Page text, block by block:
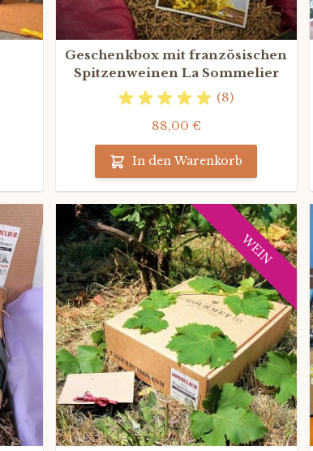
Geschenkbox mit französischen
Spitzenweinen La Sommelier
(8)
88,00 €
In den Warenkorb
WEIN